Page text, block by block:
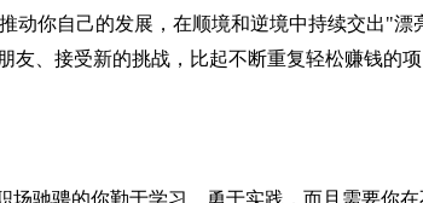
动你自己的发展，在顺境和逆境中持续交出"漂
友、接受新的挑战，比起不断重复轻松赚钱的
场驰骋的你勤于学习、勇于实践，而且需要你